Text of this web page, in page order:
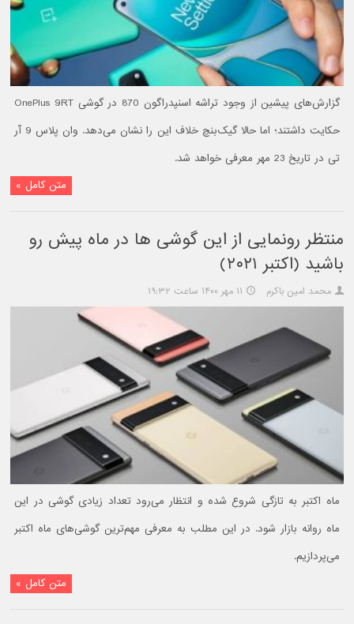
گزارش‌های پیشین از وجود تراشه اسنپدراگون 870 در گوشی OnePlus 9RT
حکایت داشتند؛ اما حالا گیک‌بنچ خلاف این را نشان می‌دهد. وان پلاس 9 آر
تی در تاریخ 23 مهر معرفی خواهد شد.
متن کامل »
منتظر رونمایی از این گوشی ها در ماه پیش رو
باشید (اکتبر ۲۰۲۱)
محمد امین باکرم ۱۱ مهر ۱۴۰۰ ساعت ۱۹:۳۲
ماه اکتبر به تازگی شروع شده و انتظار می‌رود تعداد زیادی گوشی در این
ماه روانه بازار شود. در این مطلب به معرفی مهم‌ترین گوشی‌های ماه اکتبر
می‌پردازیم.
متن کامل »